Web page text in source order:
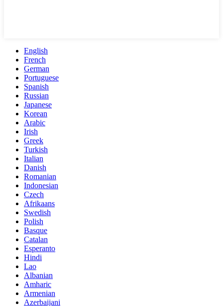
English
French
German
Portuguese
Spanish
Russian
Japanese
Korean
Arabic
Irish
Greek
Turkish
Italian
Danish
Romanian
Indonesian
Czech
Afrikaans
Swedish
Polish
Basque
Catalan
Esperanto
Hindi
Lao
Albanian
Amharic
Armenian
Azerbaijani